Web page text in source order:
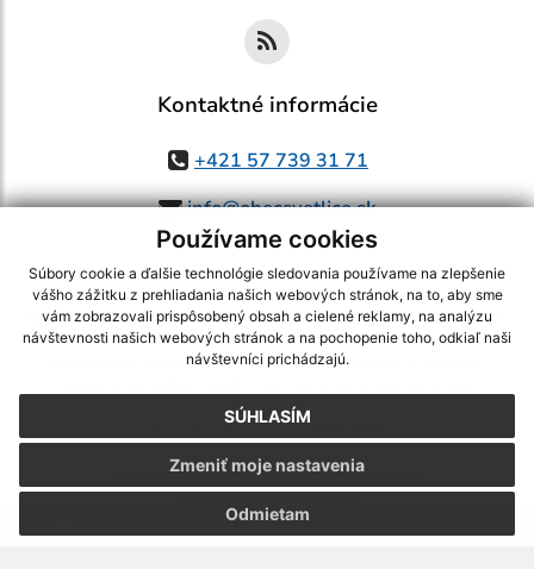
Používame cookies
Súbory cookie a ďalšie technológie sledovania používame na zlepšenie
vášho zážitku z prehliadania našich webových stránok, na to, aby sme
vám zobrazovali prispôsobený obsah a cielené reklamy, na analýzu
návštevnosti našich webových stránok a na pochopenie toho, odkiaľ naši
návštevníci prichádzajú.
SÚHLASÍM
Odmietam
Zmeniť moje nastavenia
Kontaktné informácie
+421 57 739 31 71
info@obecsvetlice.sk
využite možnosť získavania aktuálnych informácií s využitím RSS
CMS systém (redakčný) systém ECHELON 2,Mapa stránok,web portál
webex.digital, s.r.o.,domény,registrácia domény
Posledná aktualizácia:03.08.2026
Vytlačiť stránku|Vyhlásenie o prístupnosti